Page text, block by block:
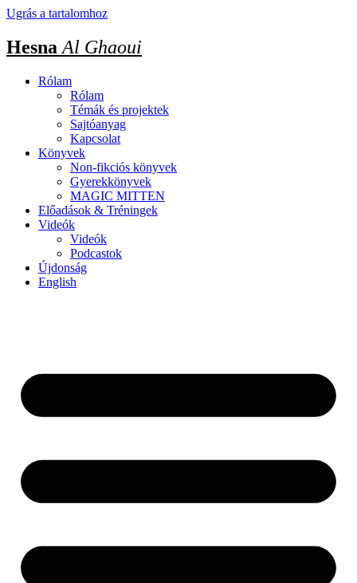
Ugrás a tartalomhoz
Hesna Al Ghaoui
Rólam
Rólam
Témák és projektek
Sajtóanyag
Kapcsolat
Könyvek
Non-fikciós könyvek
Gyerekkönyvek
MAGIC MITTEN
Előadások & Tréningek
Videók
Videók
Podcastok
Újdonság
English